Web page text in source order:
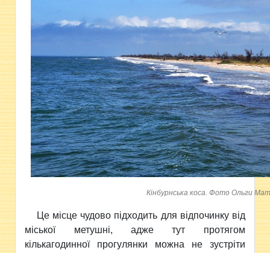
Кінбурнська коса. Фото Ольги
Це місце чудово підходить для відпочинку від
міської метушні, адже тут протягом
кількагодинної прогулянки можна не зустріти